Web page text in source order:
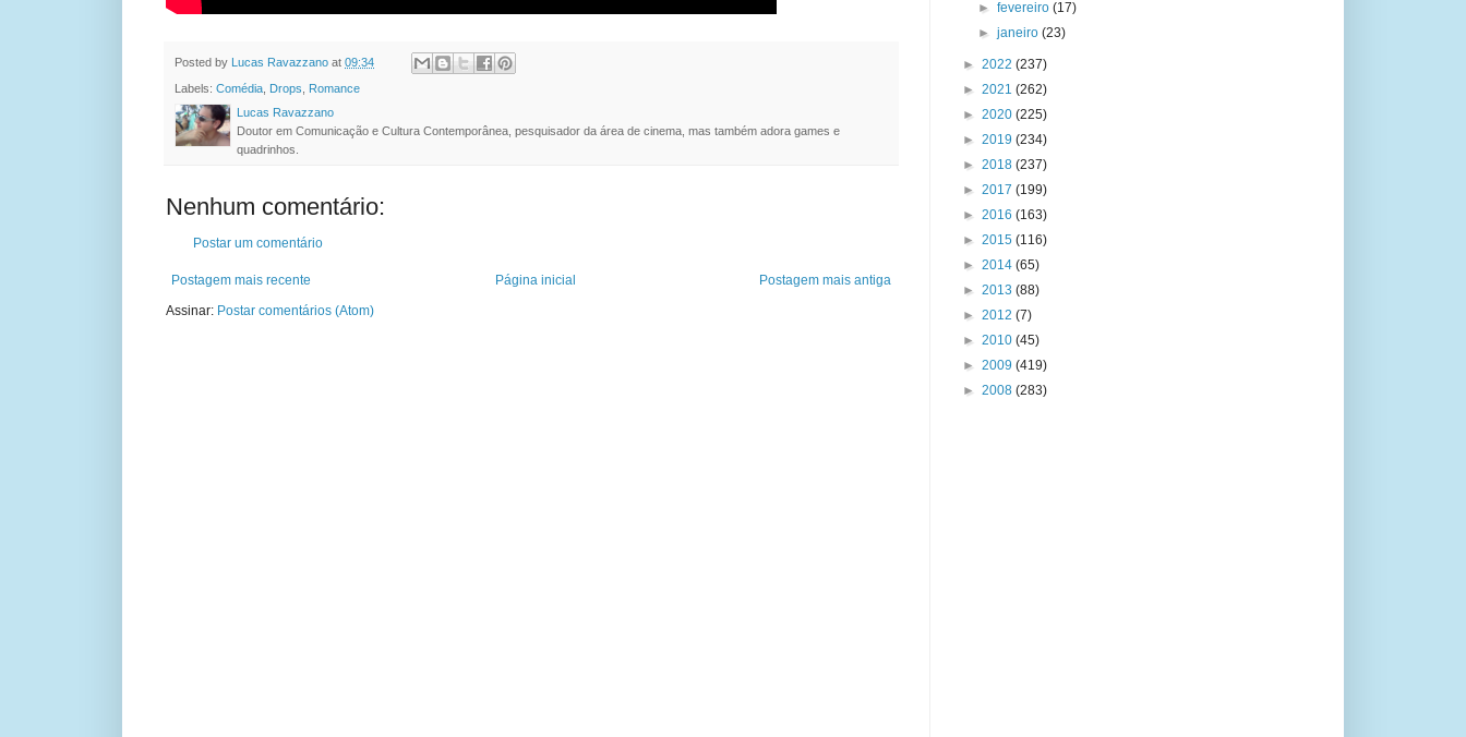
Posted by Lucas Ravazzano at 09:34
Labels: Comédia Drops
Romance
Lucas Ravazzano
Doutor em Comunicação e Cultura Contemporânea, pesquisador da área de cinema, mas também adora games e
quadrinhos.
Nenhum comentário:
Postar um comentário
Postagem mais recente Postagem mais antiga
Página inicial
Assinar: Postar comentários (Atom)
►fevereiro(17)
►janeiro(23)
► 2022 (237)
► 2021 (262)
► 2020 (225)
► 2019 (234)
► 2018 (237)
► 2017 (199)
► 2016 (163)
► 2015 (116)
► 2014 (65)
► 2013 (88)
► 2012 (7)
► 2010 (45)
► 2009 (419)
► 2008 (283)